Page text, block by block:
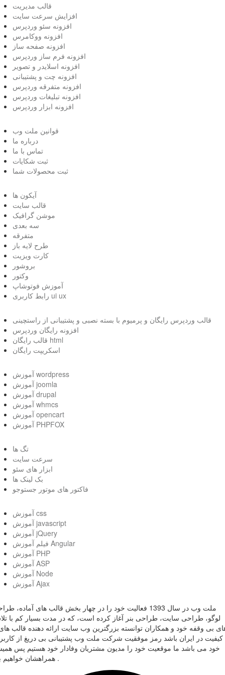
قالب مدیریت
افزایش سرعت سایت
افزونه سئو وردپرس
افزونه ووکامرس
افزونه صفحه ساز
افزونه فرم ساز وردپرس
افزونه اسلایدر و تصویر
افزونه چت و پشتیبانی
افزونه متفرقه وردپرس
افزونه تبلیغات وردپرس
افزونه ابزار وردپرس
قوانین ملت وب
درباره ما
تماس با ما
ثبت شکایات
ثبت محصولات شما
آیکون ها
قالب سایت
موشن گرافیک
سه بعدی
متفرقه
طرح لایه باز
کارت ویزیت
بروشور
وکتور
آموزش فوتوشاپ
رابط کاربری ui ux
قالب وردپرس رایگان و پرمیوم با بسته نصبی و پشتیبانی از راستچینی
افزونه رایگان وردپرس
قالب رایگان html
اسکریپت رایگان
آموزش wordpress
آموزش joomla
آموزش drupal
آموزش whmcs
آموزش opencart
آموزش PHPFOX
تگ ها
سرعت سایت
ابزار های سئو
بک لینک ها
فاکتور های موتور جستوجو
آموزش css
آموزش javascript
آموزش jQuery
فیلم آموزش Angular
آموزش PHP
آموزش ASP
آموزش Node
آموزش Ajax
ملت وب در سال 1393 فعالیت خود را در چهار بخش قالب های آماده،
لوگو، طراحی سایت، طراحی بنر آغاز کرده است، که در مدت بسیار کم با
بی وقفه خود و همکاران توانسته بزرگترین وب سایت ارائه دهنده قالب
کیفیت در ایران باشد رمز موفقیت شرکت ملت وب پشتیبانی بی دریغ از
خود می باشد ما موقعیت خود را مدیون مشتریان وفادار خود هستیم پس
همراهشان خواهیم بود .